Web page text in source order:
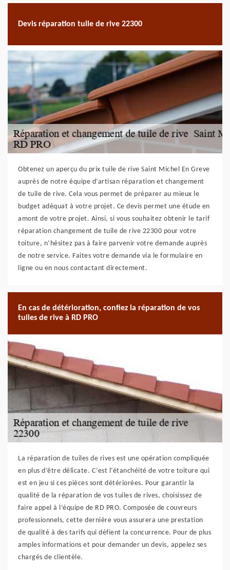
Devis réparation tuile de rive 22300
Obtenez un aperçu du prix tuile de rive Saint Michel En Greve
auprès de notre équipe d’artisan réparation et changement
de tuile de rive. Cela vous permet de préparer au mieux le
budget adéquat à votre projet. Ce devis permet une étude en
amont de votre projet. Ainsi, si vous souhaitez obtenir le tarif
réparation changement de tuile de rive 22300 pour votre
toiture, n’hésitez pas à faire parvenir votre demande auprès
de notre service. Faites votre demande via le formulaire en
ligne ou en nous contactant directement.
En cas de détérioration, confiez la réparation de vos
tuiles de rive à RD PRO
La réparation de tuiles de rives est une opération compliquée
en plus d’être délicate. C’est l’étanchéité de votre toiture qui
est en jeu si ces pièces sont détériorées. Pour garantir la
qualité de la réparation de vos tuiles de rives, choisissez de
faire appel à l’équipe de RD PRO. Composée de couvreurs
professionnels, cette dernière vous assurera une prestation
de qualité à des tarifs qui défient la concurrence. Pour de plus
amples informations et pour demander un devis, appelez ses
chargés de clientèle.